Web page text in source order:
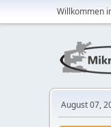
Willkommen
August 07,